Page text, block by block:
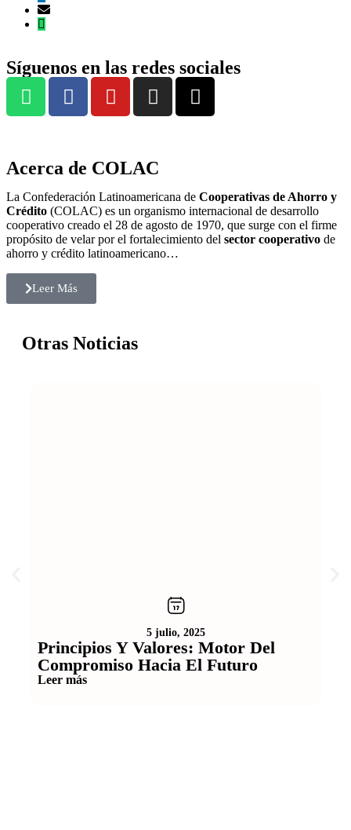
Síguenos en las redes sociales
Acerca de COLAC
La Confederación Latinoamericana de Cooperativas de Ahorro y
Crédito (COLAC) es un organismo internacional de desarrollo
cooperativo creado el 28 de agosto de 1970, que surge con el firme
propósito de velar por el fortalecimiento del sector cooperativo de
ahorro y crédito latinoamericano…
Leer Más
Otras Noticias
5 julio, 2025
Principios Y Valores: Motor Del
Compromiso Hacia El Futuro
Leer más